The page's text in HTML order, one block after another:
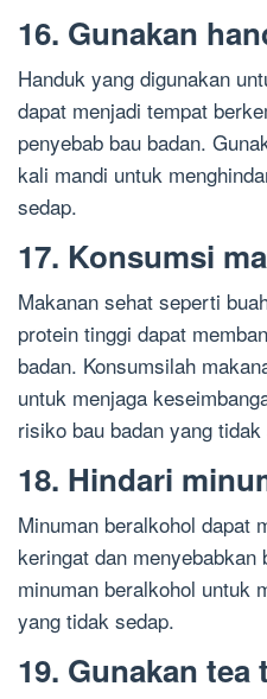
16. Gunakan
Handuk yang digunakan
dapat menjadi tempat
penyebab bau badan.
kali mandi untuk
sedap.
17. Konsumsi
Makanan sehat seperti
protein tinggi dapat
badan. Konsumsilah
untuk menjaga
risiko bau badan yang tidak
18. Hindari
Minuman beralkohol dapat
keringat dan menyebabkan
minuman beralkohol untuk
yang tidak sedap.
19. Gunakan tea